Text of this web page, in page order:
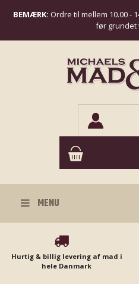
BEMÆRK: Ordre til mellem 10.00 -
før grundet
MENU
Hurtig & billig levering af mad i
hele Danmark